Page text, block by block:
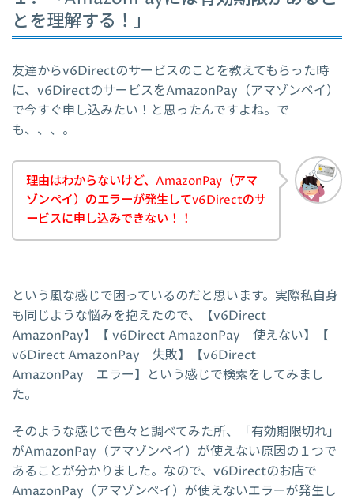
とを理解する！」
友達からv6Directのサービスのことを教えてもらった時
に、v6DirectのサービスをAmazonPay（アマゾンペイ）
で今すぐ申し込みたい！と思ったんですよね。で
も、、、。
理由はわからないけど、AmazonPay（アマ
ゾンペイ）のエラーが発生してv6Directのサ
ービスに申し込みできない！！
という風な感じで困っているのだと思います。実際私自身
も同じような悩みを抱えたので、【v6Direct
AmazonPay】【 v6Direct AmazonPay 使えない】【
v6Direct AmazonPay 失敗】【v6Direct
AmazonPay エラー】という感じで検索をしてみまし
た。
そのような感じで色々と調べてみた所、「有効期限切れ」
がAmazonPay（アマゾンペイ）が使えない原因の１つで
あることが分かりました。なので、v6Directのお店で
AmazonPay（アマゾンペイ）が使えないエラーが発生し